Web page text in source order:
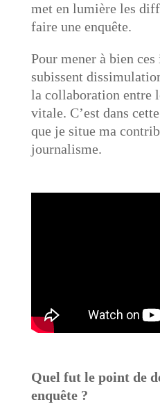
met en lumière les
faire une enquête.
Pour mener à bien
subissent
la collaboration entre
vitale. C’est dans
que je situe ma
journalisme.
Quel fut le point de
enquête ?